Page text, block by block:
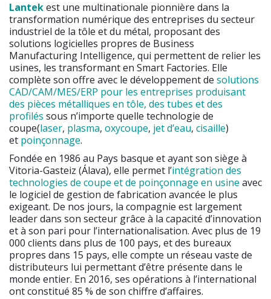
Lantekest une multinationale pionnière dans la
transformation numérique des entreprises du secteur
industriel de la tôle et du métal, proposant des
solutions logicielles propres de Business
Manufacturing Intelligence, qui permettent de relier les
usines, les transformant en Smart Factories. Elle
complète son offre avec le développement de solutions
CAD/CAM/MES/ERP pour les entreprises produisant
des pièces métalliques en tôle, des tubes et des
profilés sous n’importe quelle technologie de
coupe(laser, plasma, oxycoupe, jet d’eau, cisaille)
et poinçonnage.
Fondée en 1986 au Pays basque et ayant son siège à
Vitoria-Gasteiz (Álava), elle permet l’intégration des
technologies de coupe et de poinçonnage en usine avec
le logiciel de gestion de fabrication avancée le plus
exigeant. De nos jours, la compagnie est largement
leader dans son secteur grâce à la capacité d’innovation
et à son pari pour l’internationalisation. Avec plus de 19
000 clients dans plus de 100 pays, et des bureaux
propres dans 15 pays, elle compte un réseau vaste de
distributeurs lui permettant d’être présente dans le
monde entier. En 2016, ses opérations à l’international
ont constitué 85 % de son chiffre d’affaires.